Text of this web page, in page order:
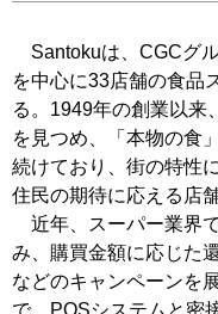
Santokuは、CGCグ
を中心に33店舗の食品
る。1949年の創業以来
を見つめ、「本物の食
続けており、街の特性
住民の期待に応える店
近年、スーパー業界
み、購買金額に応じた
などのキャンペーンを
で、POSシステムと密